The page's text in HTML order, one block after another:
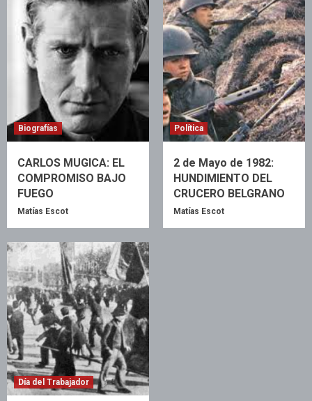
Biografías
CARLOS MUGICA: EL
COMPROMISO BAJO
FUEGO
Matías Escot
Política
2 de Mayo de 1982:
HUNDIMIENTO DEL
CRUCERO BELGRANO
Matías Escot
Día del Trabajador